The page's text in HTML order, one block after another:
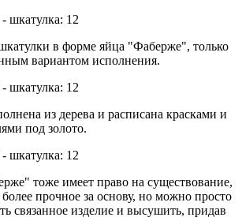
в форме яйца "Фаберже", только
вариантом исполнения.
из дерева и расписана красками и
под золото.
тоже имеет право на существование,
прочное за основу, но можно просто
связанное изделие и высушить, придав